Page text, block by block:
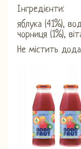
Інгредієнти:
яблука (41%),
чорниця (1%),
Не містить